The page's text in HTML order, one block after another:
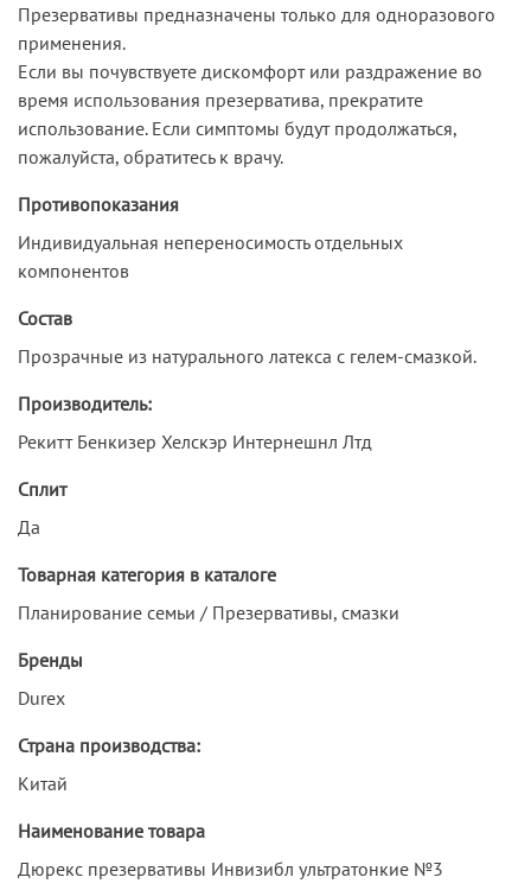
Презервативы предназначены только для одноразового
применения.
Если вы почувствуете дискомфорт или раздражение во
время использования презерватива, прекратите
использование. Если симптомы будут продолжаться,
пожалуйста, обратитесь к врачу.
Противопоказания
Индивидуальная непереносимость отдельных
компонентов
Состав
Прозрачные из натурального латекса с гелем-смазкой.
Производитель:
Рекитт Бенкизер Хелскэр Интернешнл Лтд
Сплит
Да
Товарная категория в каталоге
Планирование семьи / Презервативы, смазки
Бренды
Durex
Страна производства:
Китай
Наименование товара
Дюрекс презервативы Инвизибл ультратонкие №3